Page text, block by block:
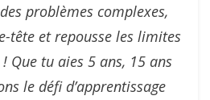
problèmes complexes,
tête et repousse les limites
Que tu aies 5 ans, 15 ans
le défi d’apprentissage